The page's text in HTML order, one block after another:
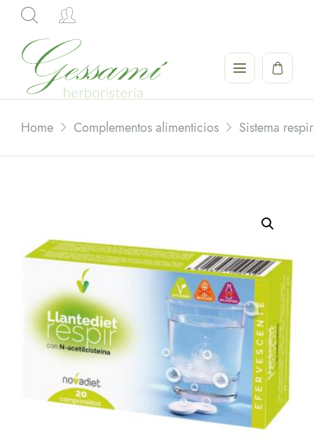
Hi,
Home Complementos alimenticios Sistema